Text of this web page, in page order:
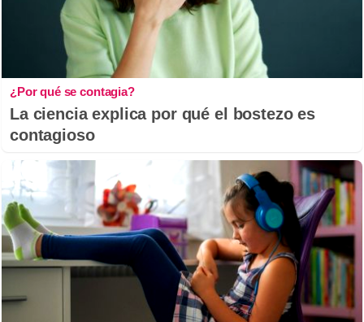
¿Por qué se contagia?
La ciencia explica por qué el bostezo es
contagioso